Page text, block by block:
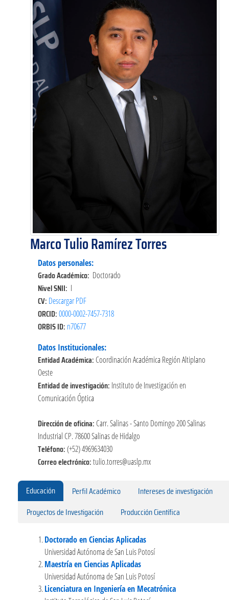
Marco Tulio Ramírez Torres
Datos personales:
Grado Académico: Doctorado
Nivel SNII: I
CV: Descargar PDF
ORCID:0000-0002-7457-7318
ORBIS ID: n70677
Datos Institucionales:
Entidad Académica: Coordinación Académica Región Altiplano
Oeste
Entidad de investigación: Instituto de Investigación en
Comunicación Óptica
Dirección de oficina: Carr. Salinas - Santo Domingo 200 Salinas
Industrial CP. 78600 Salinas de Hidalgo
Teléfono:(+52) 4969634030
Correo electrónico:tulio.torres@uaslp.mx
Educación Perfil Académico
Intereses de investigación
Proyectos de Investigación
Producción Científica
Doctorado en Ciencias Aplicadas
Universidad Autónoma de San Luis Potosí
Maestría en Ciencias Aplicadas
Universidad Autónoma de San Luis Potosí
Licenciatura en Ingeniería en Mecatrónica